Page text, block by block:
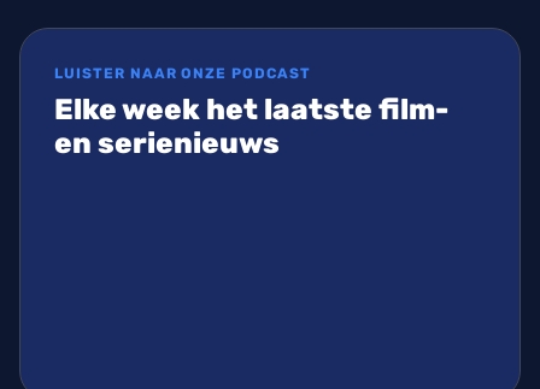
LUISTER NAAR ONZE PODCAST
Elke week het laatste film-
en serienieuws